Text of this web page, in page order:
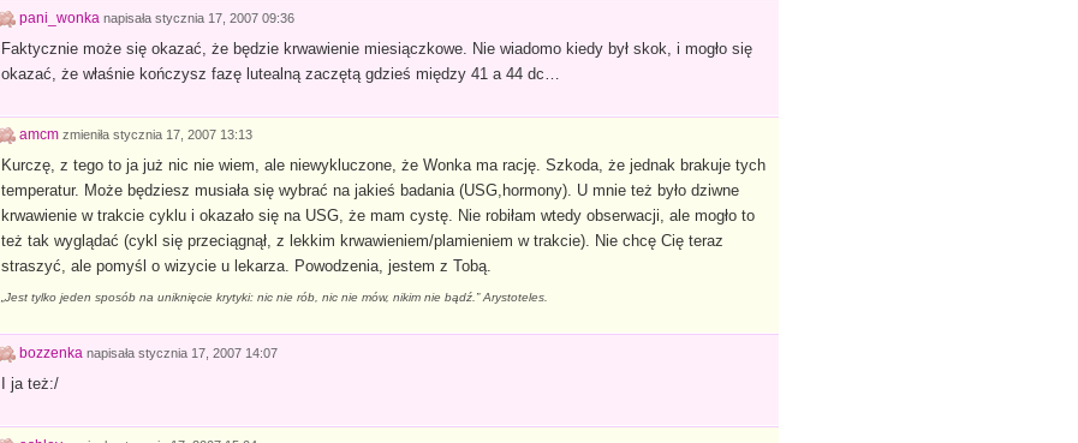
pani_wonka napisała stycznia 17, 2007 09:36
Faktycznie może się okazać, że będzie krwawienie miesiączkowe. Nie wiadomo kiedy był skok, i mogło się
okazać, że właśnie kończysz fazę lutealną zaczętą gdzieś między 41 a 44 dc…
amcm zmieniła stycznia 17, 2007 13:13
Kurczę, z tego to ja już nic nie wiem, ale niewykluczone, że Wonka ma rację. Szkoda, że jednak brakuje tych
temperatur. Może będziesz musiała się wybrać na jakieś badania (USG,hormony). U mnie też było dziwne
krwawienie w trakcie cyklu i okazało się na USG, że mam cystę. Nie robiłam wtedy obserwacji, ale mogło to
też tak wyglądać (cykl się przeciągnął, z lekkim krwawieniem/plamieniem w trakcie). Nie chcę Cię teraz
straszyć, ale pomyśl o wizycie u lekarza. Powodzenia, jestem z Tobą.
„Jest tylko jeden sposób na uniknięcie krytyki: nic nie rób, nic nie mów, nikim nie bądź.” Arystoteles.
bozzenka napisała stycznia 17, 2007 14:07
I ja też:/